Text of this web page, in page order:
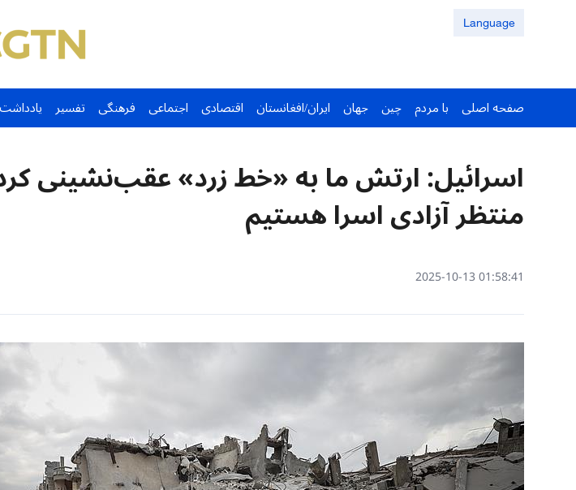
Language
صفحه اصلی با مردم چین جهان ایران/افغانستان اقتصادی اجتماعی فرهنگی تفسیر یادداشت
اسرائیل: ارتش ما به «خط زرد» عقب‌نشینی
منتظر آزادی اسرا هستیم
01:58:41 2025-10-13